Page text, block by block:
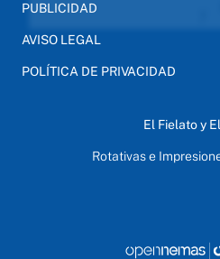
PUBLICIDAD
AVISO LEGAL
POLÍTICA DE PRIVACIDAD
El Fielato y
Rotativas e